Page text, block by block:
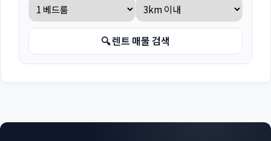
🔍 렌트 매물 검색